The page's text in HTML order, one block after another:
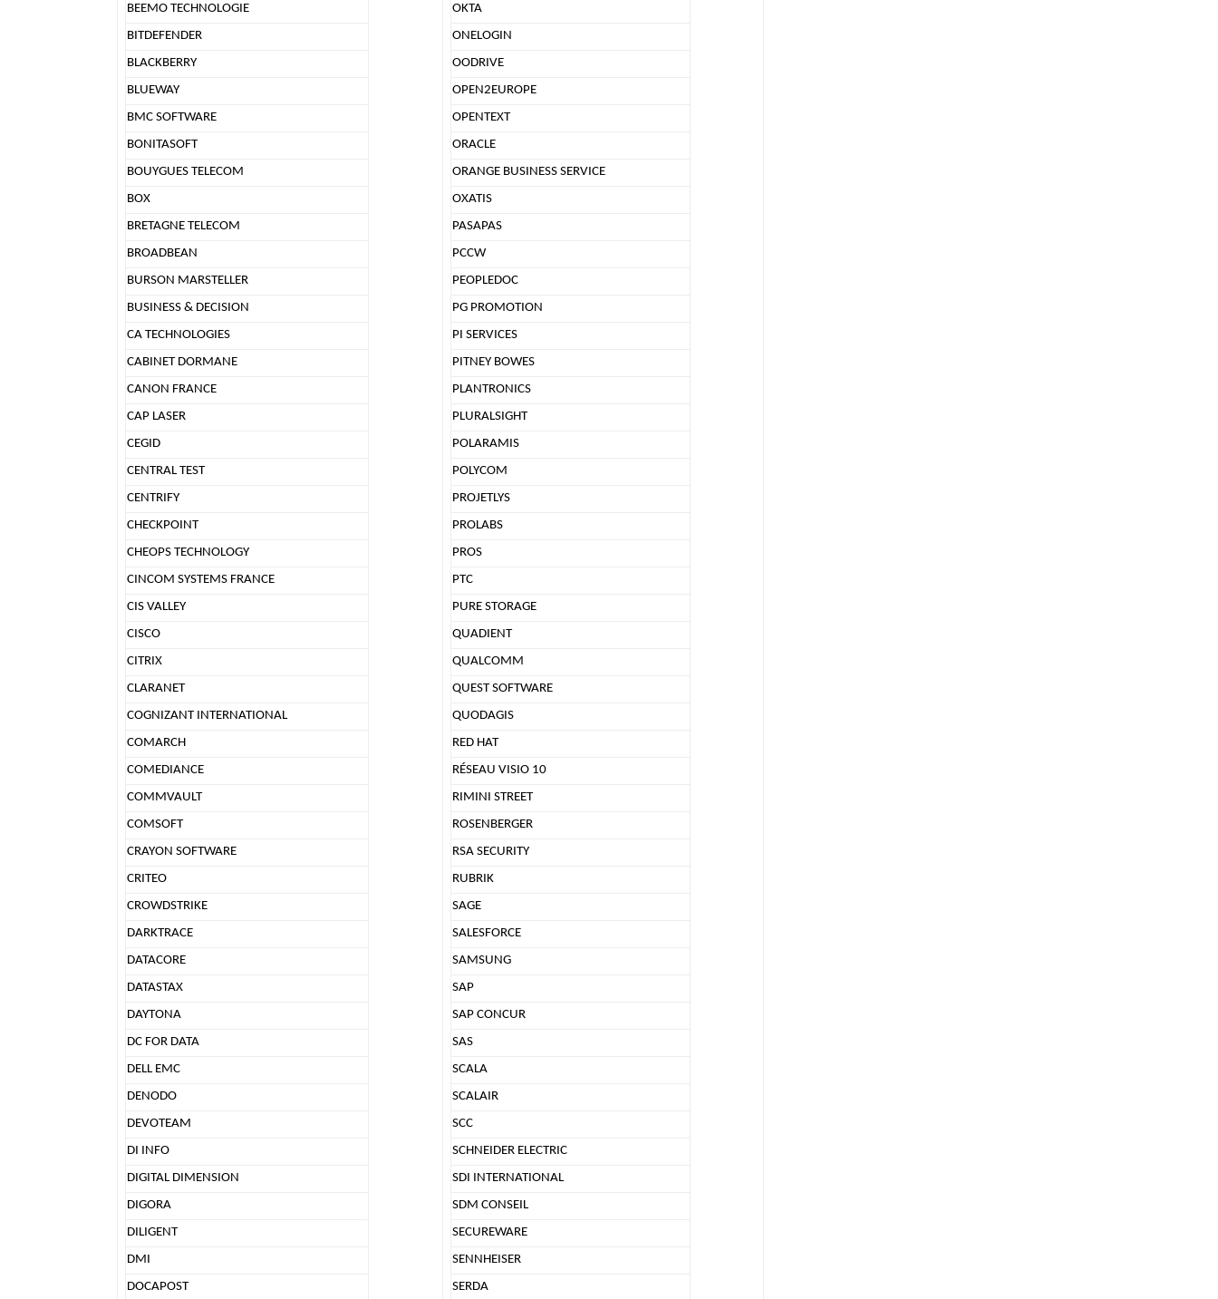
BEEMO TECHNOLOGIE
BITDEFENDER
BLACKBERRY
BLUEWAY
BMC SOFTWARE
BONITASOFT
BOUYGUES TELECOM
BOX
BRETAGNE TELECOM
BROADBEAN
BURSON MARSTELLER
BUSINESS & DECISION
CA TECHNOLOGIES
CABINET DORMANE
CANON FRANCE
CAP LASER
CEGID
CENTRAL TEST
CENTRIFY
CHECKPOINT
CHEOPS TECHNOLOGY
CINCOM SYSTEMS FRANCE
CIS VALLEY
CISCO
CITRIX
CLARANET
COGNIZANT INTERNATIONAL
COMARCH
COMEDIANCE
COMMVAULT
COMSOFT
CRAYON SOFTWARE
CRITEO
CROWDSTRIKE
DARKTRACE
DATACORE
DATASTAX
DAYTONA
DC FOR DATA
DELL EMC
DENODO
DEVOTEAM
DI INFO
DIGITAL DIMENSION
DIGORA
DILIGENT
DMI
DOCAPOST
OKTA
ONELOGIN
OODRIVE
OPEN2EUROPE
OPENTEXT
ORACLE
ORANGE BUSINESS SERVICE
OXATIS
PASAPAS
PCCW
PEOPLEDOC
PG PROMOTION
PI SERVICES
PITNEY BOWES
PLANTRONICS
PLURALSIGHT
POLARAMIS
POLYCOM
PROJETLYS
PROLABS
PROS
PTC
PURE STORAGE
QUADIENT
QUALCOMM
QUEST SOFTWARE
QUODAGIS
RED HAT
RÉSEAU VISIO 10
RIMINI STREET
ROSENBERGER
RSA SECURITY
RUBRIK
SAGE
SALESFORCE
SAMSUNG
SAP
SAP CONCUR
SAS
SCALA
SCALAIR
SCC
SCHNEIDER ELECTRIC
SDI INTERNATIONAL
SDM CONSEIL
SECUREWARE
SENNHEISER
SERDA